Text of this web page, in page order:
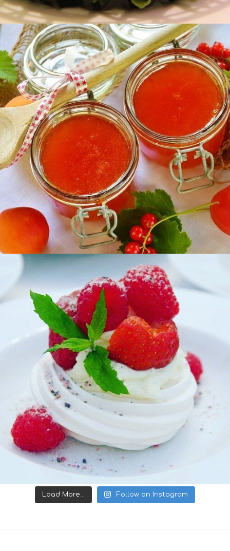
Load More... Follow on Instagram